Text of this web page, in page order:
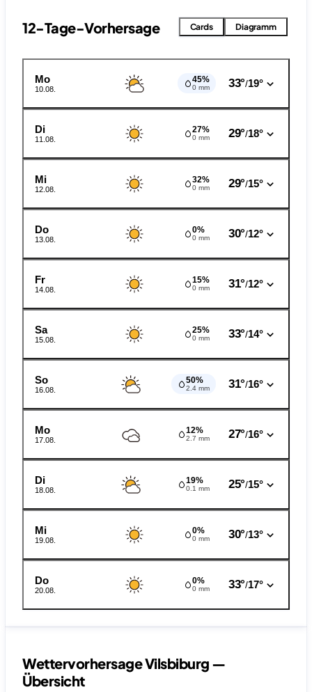
12-Tage-Vorhersage Cards Diagramm
Mo
10.08.
45%
0 mm 33°/19°
Di
11.08.
27%
0 mm 29°/18°
Mi
12.08.
32%
0 mm 29°/15°
Do
13.08.
0%
0 mm 30°/12°
Fr
14.08.
15%
0 mm 31°/12°
Sa
15.08.
25%
0 mm 33°/14°
So
16.08.
50%
2.4 mm 31°/16°
Mo
17.08.
12%
2.7 mm 27°/16°
Di
18.08.
19%
0.1 mm 25°/15°
Mi
19.08.
0%
0 mm 30°/13°
Do
20.08.
0%
0 mm 33°/17°
Wettervorhersage Vilsbiburg —
Übersicht